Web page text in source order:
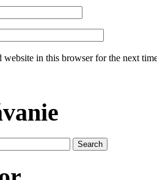
website in this browser for the next